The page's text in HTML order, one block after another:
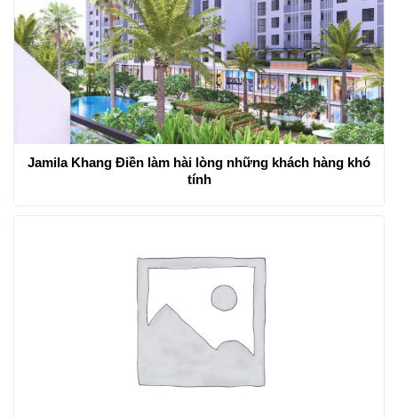
Jamila Khang Điền làm hài lòng những khách hàng khó
tính